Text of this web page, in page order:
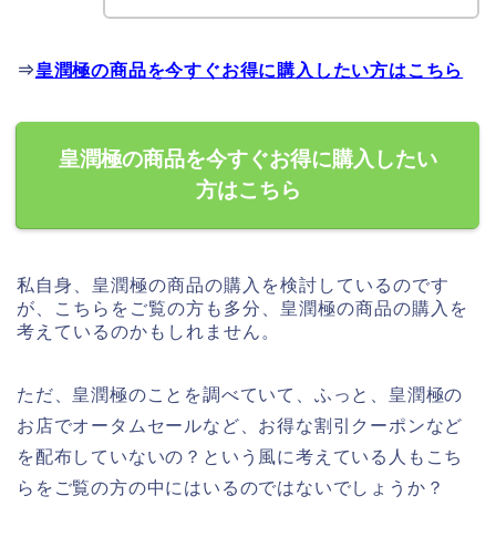
⇒皇潤極の商品を今すぐお得に購入したい方はこちら
皇潤極の商品を今すぐお得に購入したい
方はこちら
私自身、皇潤極の商品の購入を検討しているのです
が、こちらをご覧の方も多分、皇潤極の商品の購入を
考えているのかもしれません。
ただ、皇潤極のことを調べていて、ふっと、皇潤極の
お店でオータムセールなど、お得な割引クーポンなど
を配布していないの？という風に考えている人もこち
らをご覧の方の中にはいるのではないでしょうか？